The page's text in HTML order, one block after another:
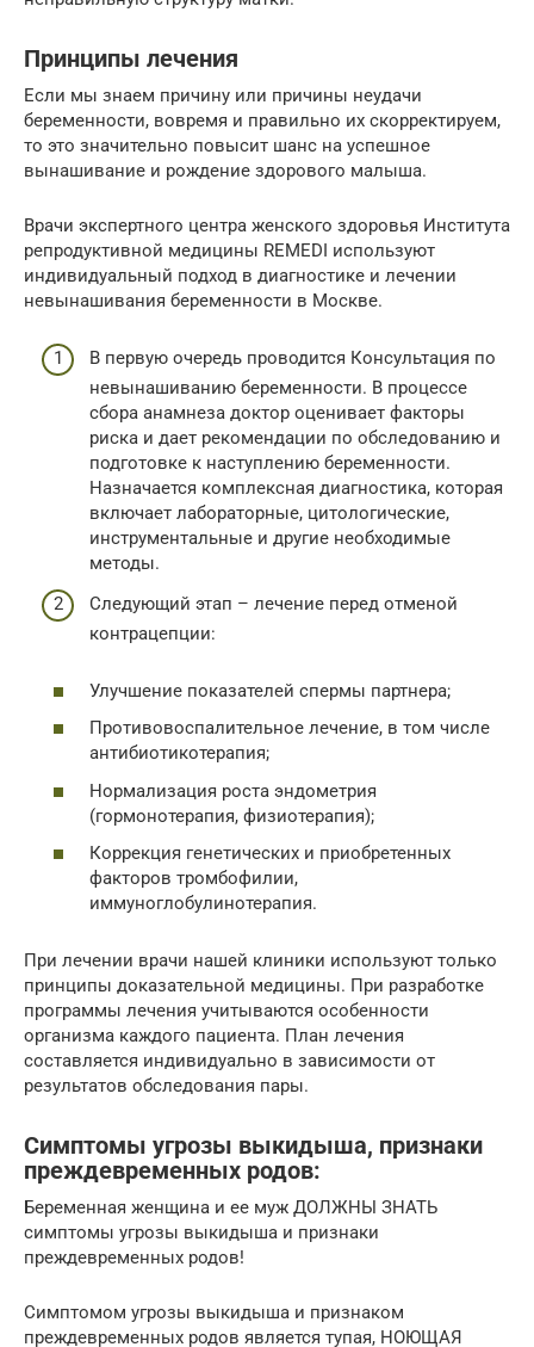
Принципы лечения
Если мы знаем причину или причины неудачи
беременности, вовремя и правильно их скорректируем,
то это значительно повысит шанс на успешное
вынашивание и рождение здорового малыша.
Врачи экспертного центра женского здоровья Института
репродуктивной медицины REMEDI используют
индивидуальный подход в диагностике и лечении
невынашивания беременности в Москве.
В первую очередь проводится Консультация по
невынашиванию беременности. В процессе
сбора анамнеза доктор оценивает факторы
риска и дает рекомендации по обследованию и
подготовке к наступлению беременности.
Назначается комплексная диагностика, которая
включает лабораторные, цитологические,
инструментальные и другие необходимые
методы.
Следующий этап – лечение перед отменой
контрацепции:
Улучшение показателей спермы партнера;
Противовоспалительное лечение, в том числе
антибиотикотерапия;
Нормализация роста эндометрия
(гормонотерапия, физиотерапия);
Коррекция генетических и приобретенных
факторов тромбофилии,
иммуноглобулинотерапия.
При лечении врачи нашей клиники используют только
принципы доказательной медицины. При разработке
программы лечения учитываются особенности
организма каждого пациента. План лечения
составляется индивидуально в зависимости от
результатов обследования пары.
Симптомы угрозы выкидыша, признаки
преждевременных родов:
Беременная женщина и ее муж ДОЛЖНЫ ЗНАТЬ
симптомы угрозы выкидыша и признаки
преждевременных родов!
Симптомом угрозы выкидыша и признаком
преждевременных родов является тупая, НОЮЩАЯ